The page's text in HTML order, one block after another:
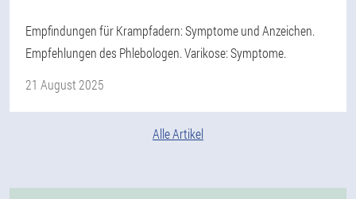
Empfindungen für Krampfadern: Symptome und Anzeichen.
Empfehlungen des Phlebologen. Varikose: Symptome.
21 August 2025
Alle Artikel